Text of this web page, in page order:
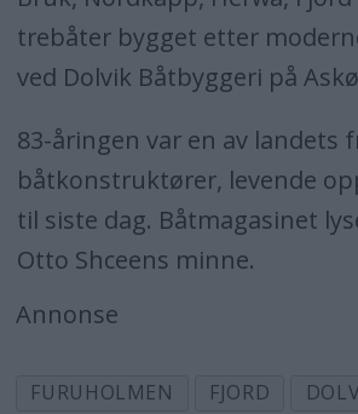
trebåter bygget etter
ved Dolvik Båtbyggeri på
83-åringen var en av landets
båtkonstruktører, levende
til siste dag. Båtmagasinet
Otto Shceens minne.
Annonse
FURUHOLMEN FJORD